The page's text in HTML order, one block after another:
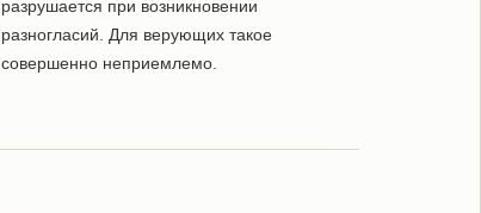
разрушается при возникновении
разногласий. Для верующих такое
совершенно неприемлемо.